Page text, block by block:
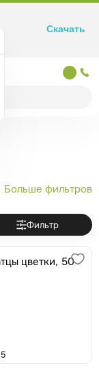
Больше фильтров
Фильтр
5
Скачать